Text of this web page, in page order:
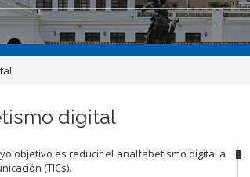
digital
objetivo es reducir el analfabetismo digital a
(TICs).